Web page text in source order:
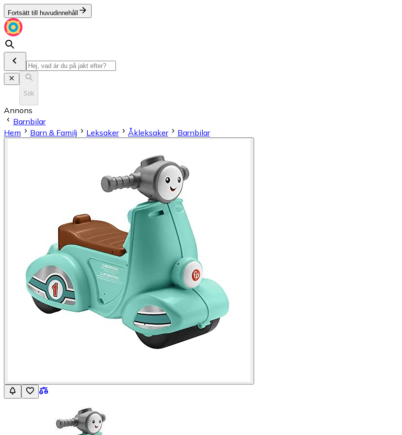
Fortsätt till huvudinnehåll
Sök
Annons
Barnbilar
Hem
Barn & Familj Leksaker Åkleksaker Barnbilar